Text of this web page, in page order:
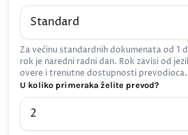
Za većinu standardnih dokumenata od 1
rok je naredni radni dan. Rok zavisi od
overe i trenutne dostupnosti prevodioca.
U koliko primeraka želite prevod?